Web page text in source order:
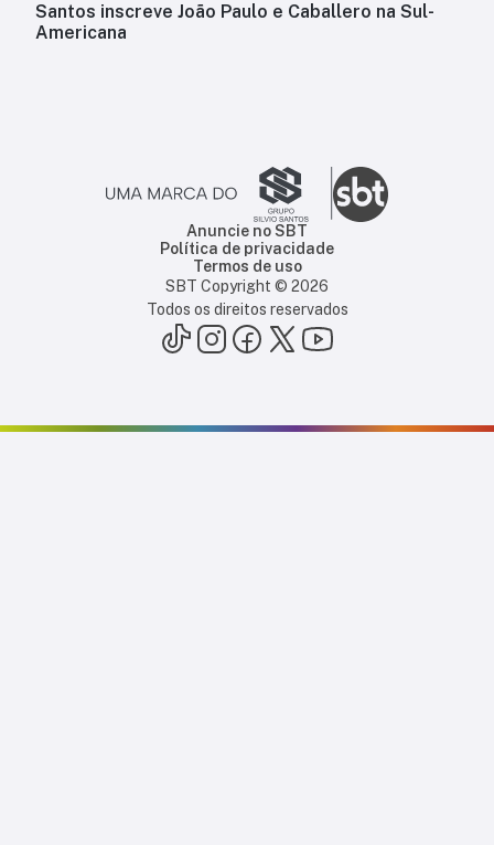
Santos inscreve João Paulo e Caballero na Sul-
Americana
Anuncie no SBT
Política de privacidade
Termos de uso
SBT Copyright © 2026
Todos os direitos reservados